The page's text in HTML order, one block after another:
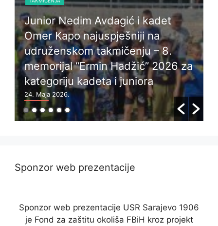
TAKMIČENJA
Na Kupu SRS Federacije BiH
takmičari Sarajevo 1906 osvojili
prvo mjesto!
24. Maja 2026.
Sponzor web prezentacije
Sponzor web prezentacije USR Sarajevo 1906
je Fond za zaštitu okoliša FBiH kroz projekt